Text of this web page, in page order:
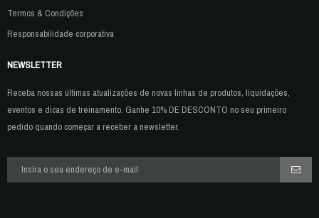
Termos & Condições
Responsabilidade corporativa
NEWSLETTER
Receba nossas últimas atualizações de novas linhas de produtos, liquidações,
eventos e dicas de treinamento. Ganhe 10% DE DESCONTO no seu primeiro
pedido quando começar a receber a newsletter.